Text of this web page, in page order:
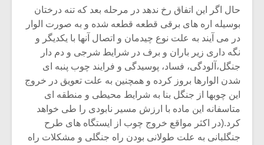
حال اگر این اتفاق رخ ندهد در مرحله بعد که تنه درختان
بوسیله اره های برقی قطعه قطعه شده و به صورت الوار
در می آیند به علت نوع چیدمان و اتصال آنها با یکدیگر و
نگه داری زیر باران و برف در شرایط شرجی و دم دار
جنگل،آلودگی، فساد، پوسیدگی و فرایند چوب پنبه ای
شدن الوارها بروز کرده و همچنین به علت تعویق در خروج
این چوبها از جنگل بنا به شرایط محیطی و منطقه ای
متاسفانه این ماده با ارزش مسیر نابودی را طی خواهد
کرد.(در اکثر مواقع خروج چوب از ایستگاه های طرح
جنگلبانی به علت طولانی بودن راه جنگلی و مشکلات راه